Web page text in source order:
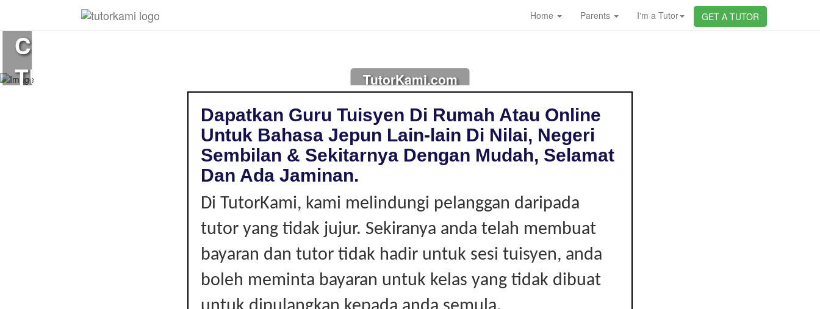
Home Parents I'm a Tutor GET A TUTOR
CIKGU
TUISYEN
TutorKami.com
Dapatkan Guru Tuisyen Di Rumah Atau Online
Untuk Bahasa Jepun Lain-lain Di Nilai, Negeri
Sembilan & Sekitarnya Dengan Mudah, Selamat
Dan Ada Jaminan.
Di TutorKami, kami melindungi pelanggan daripada
tutor yang tidak jujur. Sekiranya anda telah membuat
bayaran dan tutor tidak hadir untuk sesi tuisyen, anda
boleh meminta bayaran untuk kelas yang tidak dibuat